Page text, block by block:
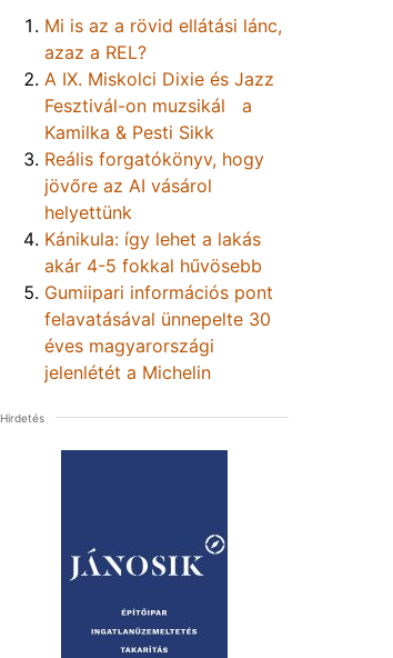
Mi is az a rövid ellátási lánc,
azaz a REL?
A IX. Miskolci Dixie és Jazz
Fesztivál-on muzsikál a
Kamilka & Pesti Sikk
Reális forgatókönyv, hogy
jövőre az AI vásárol
helyettünk
Kánikula: így lehet a lakás
akár 4-5 fokkal hűvösebb
Gumiipari információs pont
felavatásával ünnepelte 30
éves magyarországi
jelenlétét a Michelin
Hirdetés